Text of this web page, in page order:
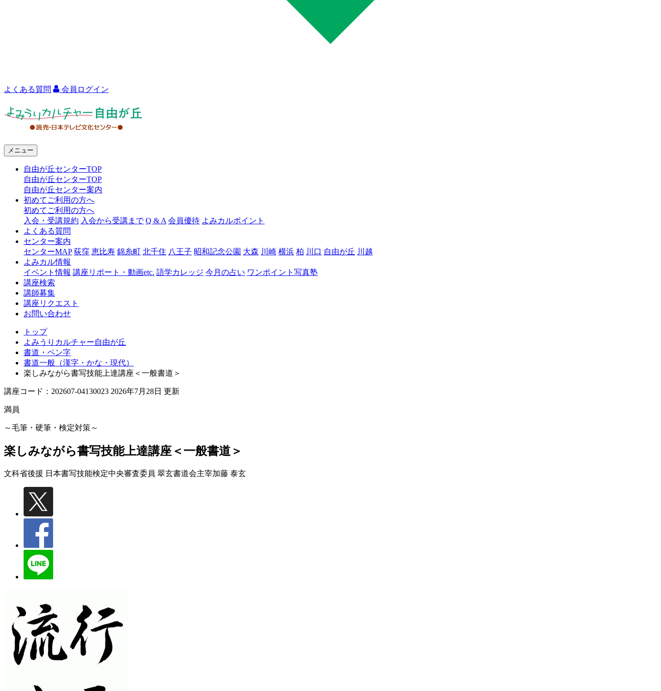
よくある質問 会員ログイン
ャ
自
由
メニュー
自由が丘センターTOP
自由が丘センターTOP
自由が丘センター案内
初めてご利用の方へ
初めてご利用の方へ
入会・受講規約 入会から受講まで Q & A 会員優待 よみカルポイント
よくある質問
センター案内
センターMAP 荻窪 恵比寿 錦糸町 北千住 八王子 昭和記念公園 大森 川崎 横浜 柏 川口 自由が丘 川越
よみカル情報
イベント情報 講座リポート・動画etc. 語学カレッジ 今月の占い ワンポイント写真塾
講座検索
講師募集
講座リクエスト
お問い合わせ
トップ
よみうりカルチャー自由が丘
書道・ペン字
書道一般（漢字・かな・現代）
楽しみながら書写技能上達講座＜一般書道＞
講座コード：202607-04130023 2026年7月28日 更新
満員
～毛筆・硬筆・検定対策～
楽しみながら書写技能上達講座＜一般書道＞
文科省後援 日本書写技能検定中央審査委員 翠玄書道会主宰加藤 泰玄